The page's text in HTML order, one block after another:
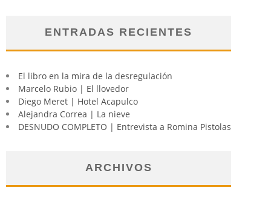
ENTRADAS RECIENTES
El libro en la mira de la desregulación
Marcelo Rubio | El llovedor
Diego Meret | Hotel Acapulco
Alejandra Correa | La nieve
DESNUDO COMPLETO | Entrevista a Romina Pistolas
ARCHIVOS